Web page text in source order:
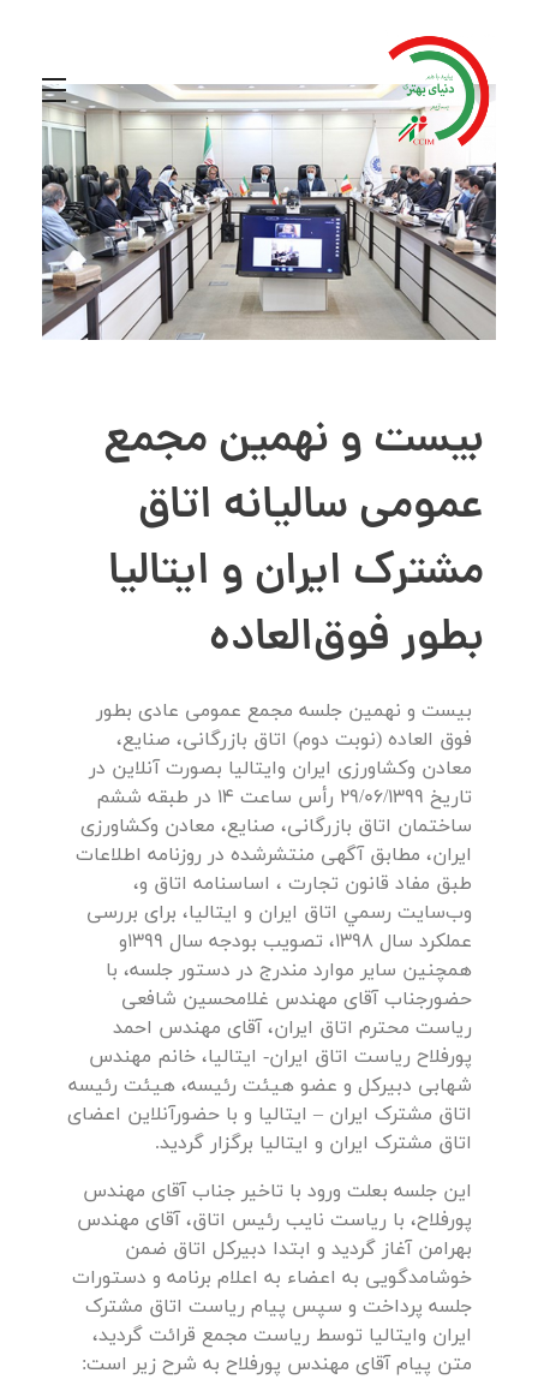
بیست و نهمین مجمع
عمومی سالیانه اتاق
مشترک ایران و ایتالیا
بطور فوق‌العاده
بيست و نهمین جلسه مجمع عمومی عادی بطور
فوق العاده (نوبت دوم) اتاق بازرگانی، صنایع،
معادن وکشاورزی ایران ‌وایتالیا بصورت آنلاین در
تاریخ 29/06/1399 رأس ساعت 14 در طبقه ششم
ساختمان اتاق بازرگانی، صنایع، معادن وکشاورزی
ایران، مطابق آگهی منتشرشده در روزنامه اطلاعات
طبق مفاد قانون تجارت ، اساسنامه اتاق و،
وب‌سايت رسمي اتاق ايران و ايتاليا، برای بررسی
عملکرد سال 1398، تصویب بودجه سال 1399و
همچنین سایر موارد مندرج در دستور جلسه، با
حضورجناب آقای مهندس غلامحسین شافعی
ر‌یاست محترم اتاق ایران، آقای مهندس احمد
پورفلاح ریاست اتاق ایران- ایتالیا، خانم مهندس
شهابی دبیرکل و عضو هیئت رئیسه، هیئت رئیسه
اتاق مشترک ایران – ایتالیا و با حضورآنلاین اعضای
اتاق مشترک ایران و ایتالیا برگزار گر‌دید.
این جلسه بعلت ورود با تاخیر جناب آقای مهندس
پورفلاح، با ریاست نایب رئیس اتاق، آقای مهندس
بهرامن آغاز گردید و ابتدا دبیرکل اتاق ضمن
خوشامدگویی به اعضاء به اعلام برنامه و دستورات
جلسه پرداخت و سپس پیام ریاست اتاق مشترک
ایران وایتالیا توسط ریاست مجمع قرائت گردید،
متن پیام آقای مهندس پورفلاح به شرح زیر است: